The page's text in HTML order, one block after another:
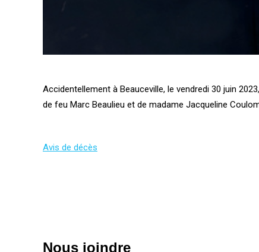
Accidentellement à Beauceville, le vendredi 30 juin
de feu Marc Beaulieu et de madame Jacqueline
Avis de décès
Nous joindre